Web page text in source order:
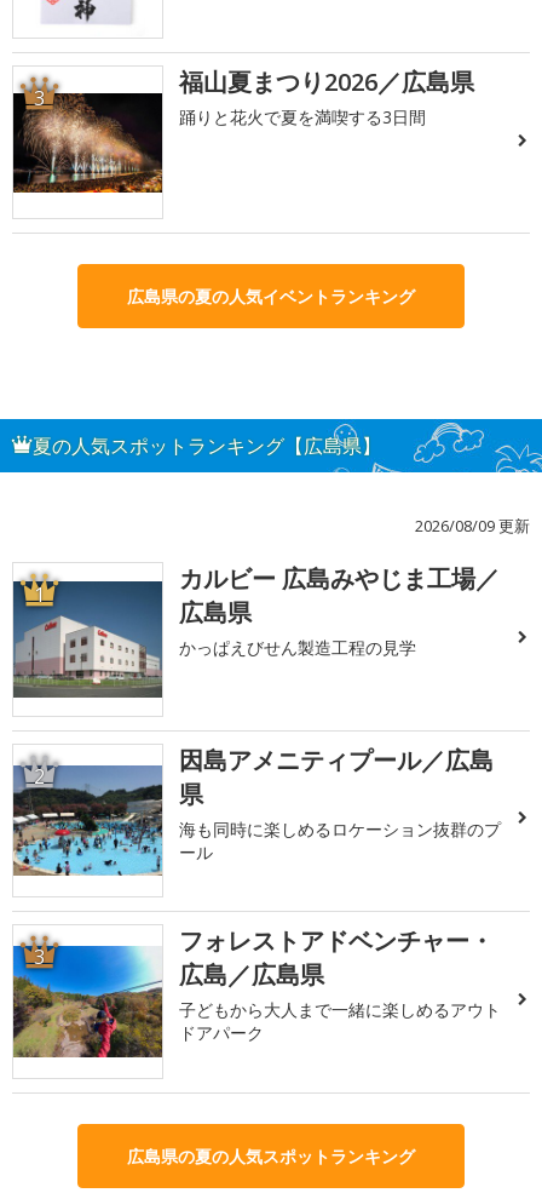
3 福山夏まつり2026／広島県
踊りと花火で夏を満喫する3日間
広島県の夏の人気イベントランキング
夏の人気スポットランキング【広島県】
2026/08/09 更新
1
カルビー 広島みやじま工場／
広島県
かっぱえびせん製造工程の見学
2
因島アメニティプール／広島
県
海も同時に楽しめるロケーション抜群のプ
ール
3
フォレストアドベンチャー・
広島／広島県
子どもから大人まで一緒に楽しめるアウト
ドアパーク
広島県の夏の人気スポットランキング